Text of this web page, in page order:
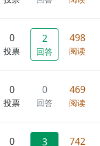
0
投票
2
回答
498
阅读
0
投票
0
回答
469
阅读
0 3 742